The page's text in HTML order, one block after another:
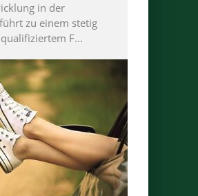
in der
zu einem stetig
F...